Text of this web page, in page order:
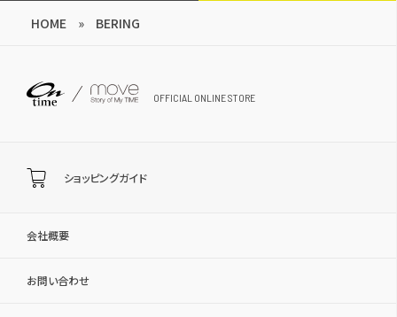
HOME » BERING
OFFICIAL ONLINE STORE
会社概要
お問い合わせ
ショッピングガイド